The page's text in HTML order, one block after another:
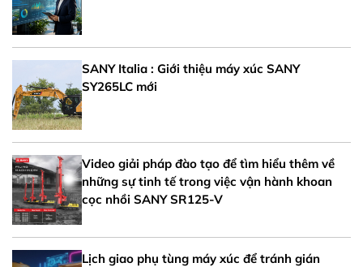
SANY Italia : Giới thiệu máy xúc SANY
SY265LC mới
Video giải pháp đào tạo để tìm hiểu thêm về
những sự tinh tế trong việc vận hành khoan
cọc nhồi SANY SR125-V
Lịch giao phụ tùng máy xúc để tránh gián